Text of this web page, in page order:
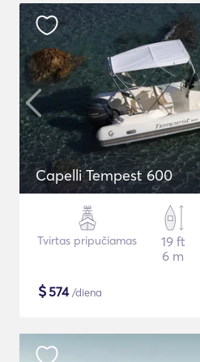
Capelli Tempest 600
Tvirtas pripučiamas
19 ft
6 m
$574/diena